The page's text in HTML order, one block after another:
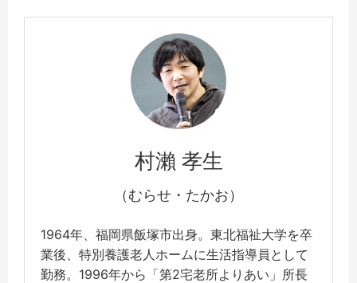
村瀨 孝生
（むらせ・たかお）
1964年、福岡県飯塚市出身。東北福祉大学を卒
業後、特別養護老人ホームに生活指導員として
勤務。1996年から「第2宅老所よりあい」所長